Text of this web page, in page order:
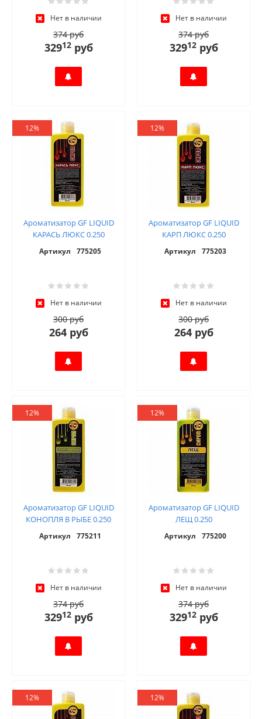
Нет в наличии
374 руб
32912руб
Нет в наличии
374 руб
32912руб
12%
Ароматизатор GF LIQUID
КАРАСЬ ЛЮКС 0.250
Артикул 775205
Нет в наличии
300 руб
264 руб
12%
Ароматизатор GF LIQUID
КАРП ЛЮКС 0.250
Артикул 775203
Нет в наличии
300 руб
264 руб
12%
Ароматизатор GF LIQUID
КОНОПЛЯ В РЫБЕ 0.250
Артикул 775211
Нет в наличии
374 руб
32912руб
12%
Ароматизатор GF LIQUID
ЛЕЩ 0.250
Артикул 775200
Нет в наличии
374 руб
32912руб
12% 12%